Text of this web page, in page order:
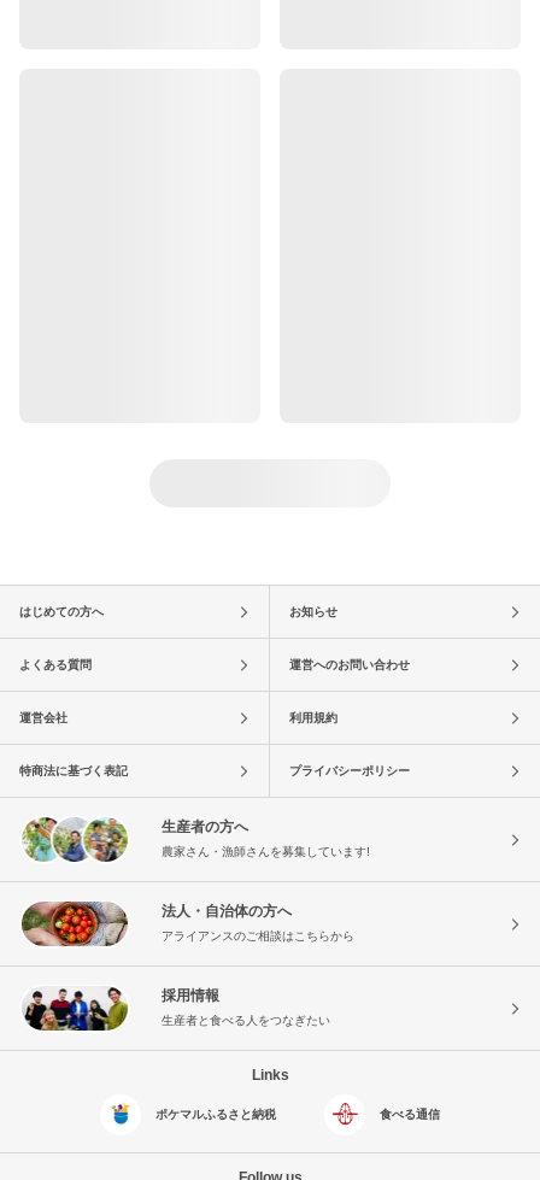
はじめての方へ お知らせ
よくある質問 運営へのお問い合わせ
運営会社 利用規約
特商法に基づく表記 プライバシーポリシー
生産者の方へ
農家さん・漁師さんを募集しています!
法人・自治体の方へ
アライアンスのご相談はこちらから
採用情報
生産者と食べる人をつなぎたい
Links
ポケマルふるさと納税 食べる通信